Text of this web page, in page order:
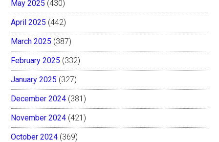
May 2025 (430)
April 2025 (442)
March 2025 (387)
February 2025 (332)
January 2025 (327)
December 2024 (381)
November 2024 (421)
October 2024 (369)